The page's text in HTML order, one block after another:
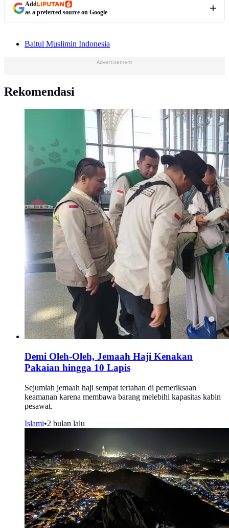
Add
as a preferred source on Google
Baitul Muslimin Indonesia
Advertisement
Rekomendasi
Demi Oleh-Oleh, Jemaah Haji Kenakan
Pakaian hingga 10 Lapis
Sejumlah jemaah haji sempat tertahan di pemeriksaan
keamanan karena membawa barang melebihi kapasitas kabin
pesawat.
Islami•2 bulan lalu